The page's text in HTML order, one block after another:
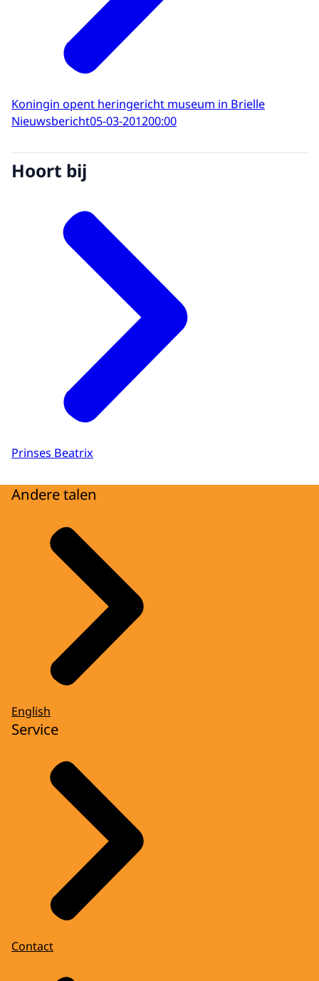
Koningin opent heringericht museum in Brielle
Nieuwsbericht05-03-201200:00
Hoort bij
Prinses Beatrix
Andere talen
English
Service
Contact